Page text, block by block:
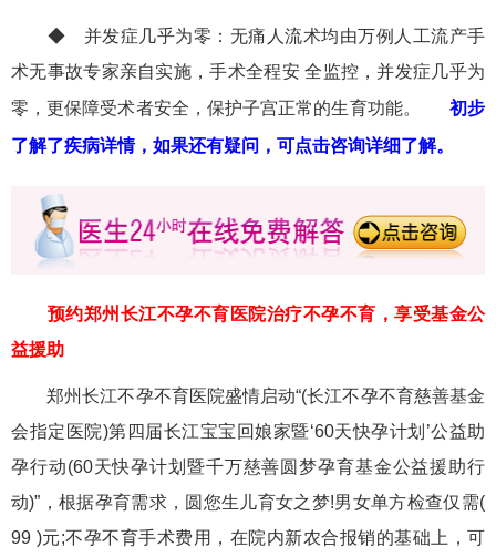
◆ 并发症几乎为零：无痛人流术均由万例人工流产手
术无事故专家亲自实施，手术全程安 全监控，并发症几乎为
零，更保障受术者安全，保护子宫正常的生育功能。
初步
了解了疾病详情，如果还有疑问，可点击咨询详细了解。
预约郑州长江不孕不育医院治疗不孕不育，享受基金公
益援助
郑州长江不孕不育医院盛情启动“(长江不孕不育慈善基金
会指定医院)第四届长江宝宝回娘家暨‘60天快孕计划’公益助
孕行动(60天快孕计划暨千万慈善圆梦孕育基金公益援助行
动)”，根据孕育需求，圆您生儿育女之梦!男女单方检查仅需(
99 )元;不孕不育手术费用，在院内新农合报销的基础上，可